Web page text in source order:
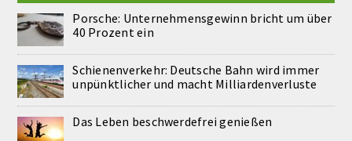
Porsche: Unternehmensgewinn bricht um über
40 Prozent ein
Schienenverkehr: Deutsche Bahn wird immer
unpünktlicher und macht Milliardenverluste
Das Leben beschwerdefrei genießen